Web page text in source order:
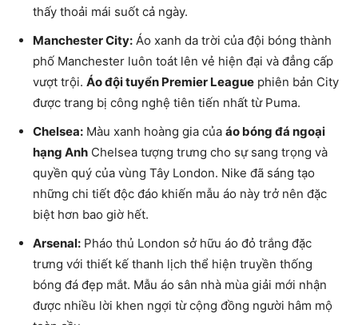
thấy thoải mái suốt cả ngày.
Manchester City: Áo xanh da trời của đội bóng thành
phố Manchester luôn toát lên vẻ hiện đại và đẳng cấp
vượt trội. Áo đội tuyển Premier League phiên bản City
được trang bị công nghệ tiên tiến nhất từ Puma.
Chelsea: Màu xanh hoàng gia của áo bóng đá ngoại
hạng Anh Chelsea tượng trưng cho sự sang trọng và
quyền quý của vùng Tây London. Nike đã sáng tạo
những chi tiết độc đáo khiến mẫu áo này trở nên đặc
biệt hơn bao giờ hết.
Arsenal: Pháo thủ London sở hữu áo đỏ trắng đặc
trưng với thiết kế thanh lịch thể hiện truyền thống
bóng đá đẹp mắt. Mẫu áo sân nhà mùa giải mới nhận
được nhiều lời khen ngợi từ cộng đồng người hâm mộ